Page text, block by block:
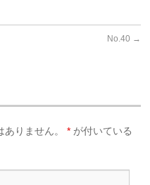
No.40 →
りません。 * が付いている